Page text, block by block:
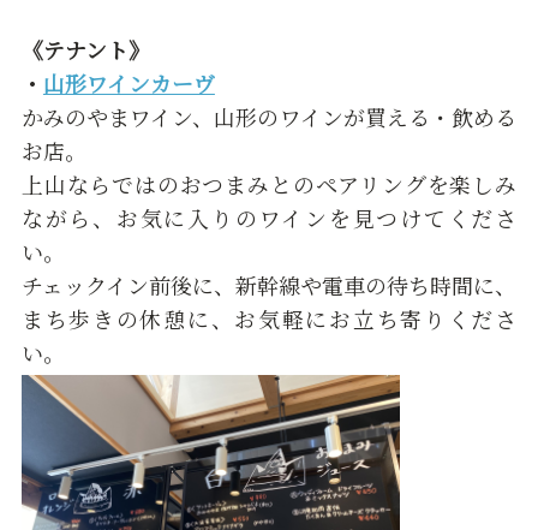
《テナント》
・ 山形ワインカーヴ
かみのやまワイン、山形のワインが買える・飲める
お店。
上山ならではのおつまみとのペアリングを楽しみ
ながら、お気に入りのワインを見つけてくださ
い。
チェックイン前後に、新幹線や電車の待ち時間に、
まち歩きの休憩に、お気軽にお立ち寄りくださ
い。